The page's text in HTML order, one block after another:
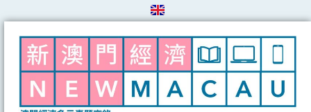
to
content